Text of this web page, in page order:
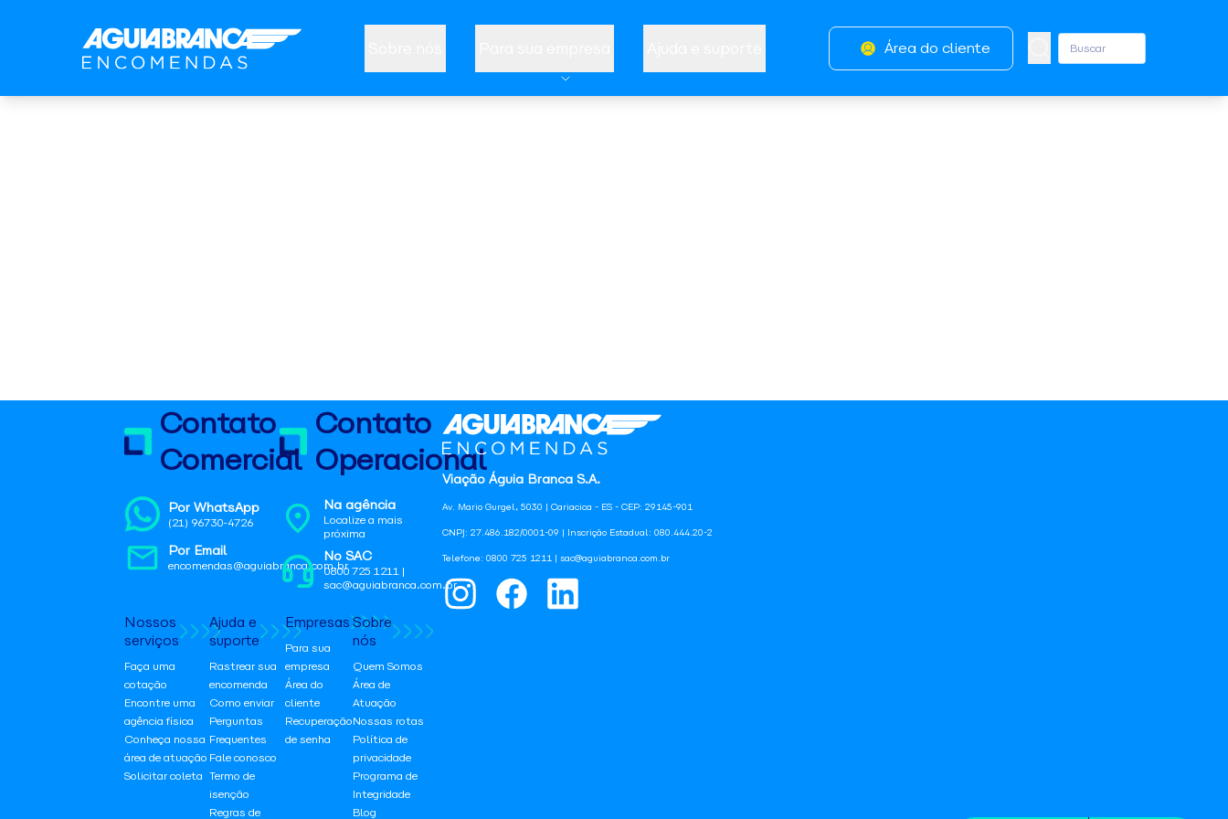
Área do cliente
Viação Águia Branca S.A.
Av. Mario Gurgel, 5030 | Cariacica - ES - CEP: 29145-901
CNPJ: 27.486.182/0001-09 | Inscrição Estadual: 080.444.20-2
Telefone: 0800 725 1211 | sac@aguiabranca.com.br
Contato
Comercial
Por WhatsApp
(21) 96730-4726
Por Email
encomendas@aguiabranca.com.br
Contato
Operacional
Na agência
Localize a mais
próxima
No SAC
0800 725 1211 |
sac@aguiabranca.com.br
Nossos
serviços
Faça uma
cotação
Encontre uma
agência física
Conheça nossa
área de atuação
Solicitar coleta
Ajuda e
suporte
Rastrear sua
encomenda
Como enviar
Perguntas
Frequentes
Fale conosco
Termo de
isenção
Regras de
Empresas
Para sua
empresa
Área do
cliente
Recuperação
de senha
Sobre
nós
Quem Somos
Área de
Atuação
Nossas rotas
Política de
privacidade
Programa de
Integridade
Blog